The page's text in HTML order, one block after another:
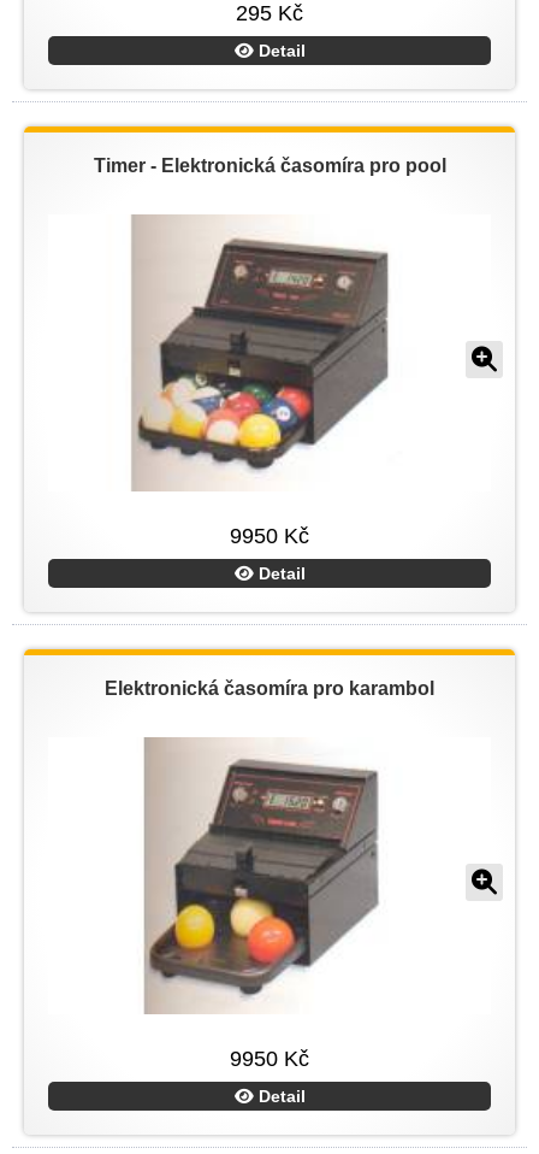
295 Kč
Detail
Timer - Elektronická časomíra pro pool
9950 Kč
Detail
Elektronická časomíra pro karambol
9950 Kč
Detail